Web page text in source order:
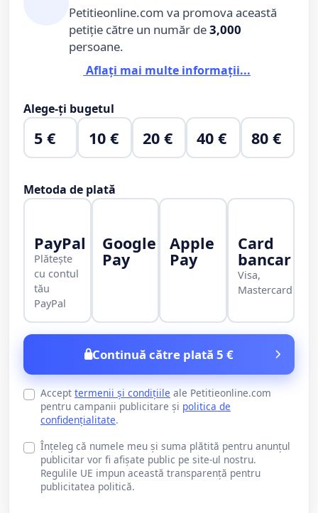
Petitieonline.com va promova această
petiție către un număr de3,000
persoane.
Aflați mai multe informații...
Alege-ți bugetul
5 € 10 € 20 € 40 € 80 €
Metoda de plată
PayPal
Plătește
cu contul
tău
PayPal
Google
Pay
Apple
Pay
Card
bancar
Visa,
Mastercard
Continuă către plată 5 €
Accept termenii și condițiile ale Petitieonline.com
pentru campanii publicitare și politica de
confidențialitate.
Înțeleg că numele meu și suma plătită pentru anunțul
publicitar vor fi afișate public pe site-ul nostru.
Regulile UE impun această transparență pentru
publicitatea politică.